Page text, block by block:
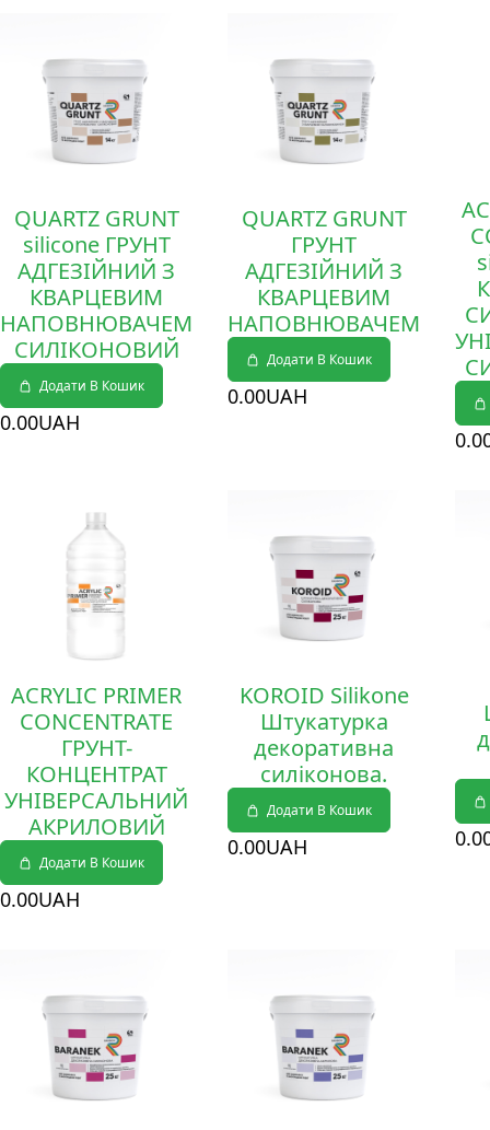
QUARTZ GRUNT
silicone ГРУНТ
АДГЕЗІЙНИЙ З
КВАРЦЕВИМ
НАПОВНЮВАЧЕМ
СИЛІКОНОВИЙ
Додати В Кошик
0.00UAH
QUARTZ GRUNT
ГРУНТ
АДГЕЗІЙНИЙ З
КВАРЦЕВИМ
НАПОВНЮВАЧЕМ
Додати В Кошик
0.00UAH
0
ACRYLIC PRIMER
CONCENTRATE
ГРУНТ-
КОНЦЕНТРАТ
УНІВЕРСАЛЬНИЙ
АКРИЛОВИЙ
Додати В Кошик
0.00UAH
KOROID Silikone
Штукатурка
декоративна
силіконова.
Додати В Кошик
0.00UAH 0